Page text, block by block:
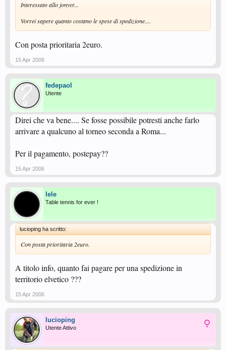
Interessato allo jonyer...
Vorrei sapere quanto costano le spese di spedizione....
Con posta prioritaria 2euro.
15 Apr 2006
fedepaol
Utente
Direi che va bene.... Se fosse possibile potresti anche farlo
arrivare a qualcuno al torneo seconda a Roma...
Per il pagamento, postepay??
15 Apr 2006
lele
Table tennis for ever !
lucioping ha scritto:
Con posta prioritaria 2euro.
A titolo info, quanto fai pagare per una spedizione in
territorio elvetico ???
15 Apr 2006
lucioping
Utente Attivo